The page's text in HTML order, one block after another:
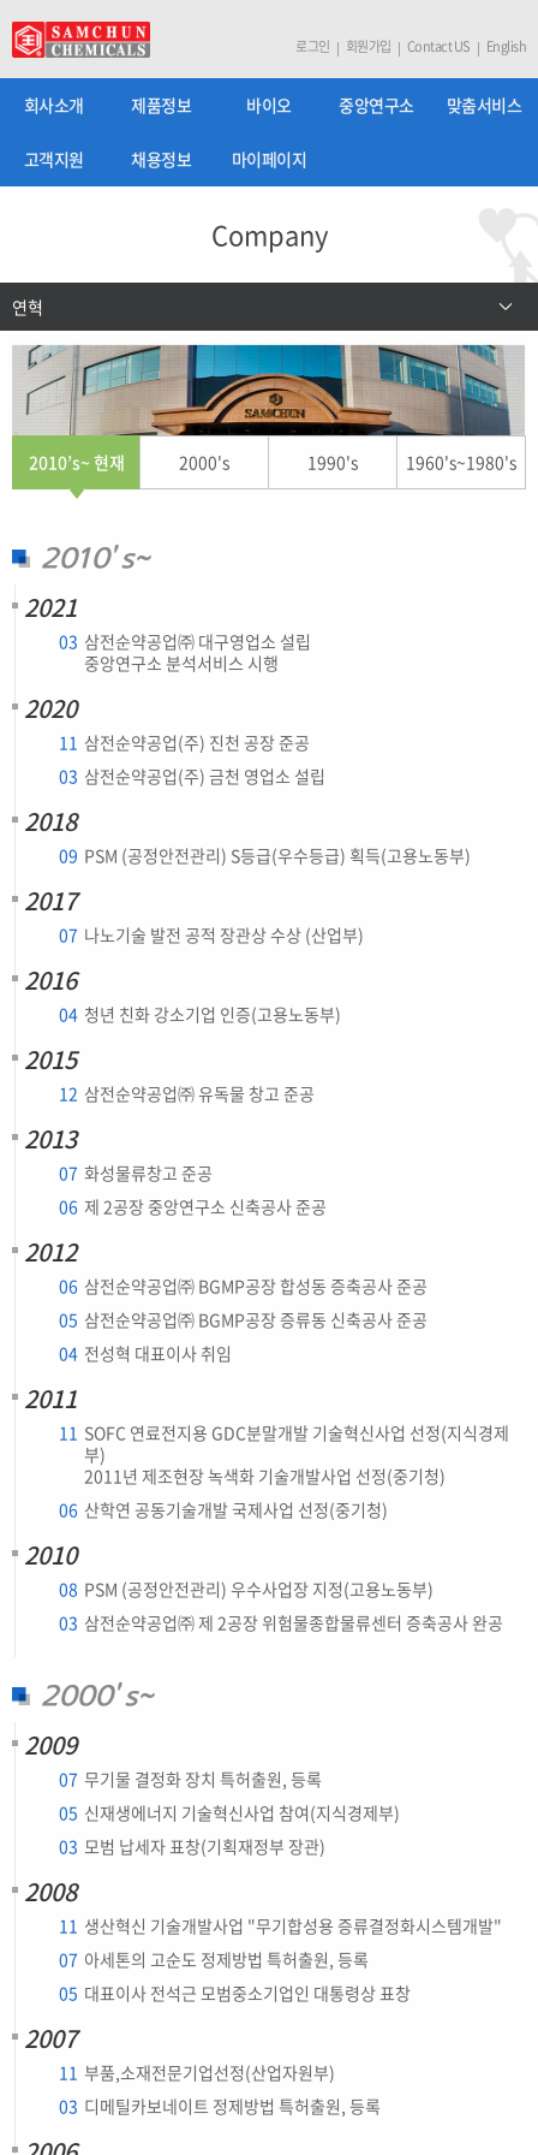
로그인 회원가입 Contact US English
회사소개 제품정보 바이오 중앙연구소 맞춤서비스
고객지원 채용정보 마이페이지
Company
연혁
2010’s~ 현재 2000's 1990's 1960's~1980's
2010’s~
2021
03 삼전순약공업㈜ 대구영업소 설립
중앙연구소 분석서비스 시행
2020
11 삼전순약공업(주) 진천 공장 준공
03 삼전순약공업(주) 금천 영업소 설립
2018
09 PSM (공정안전관리) S등급(우수등급) 획득(고용노동부)
2017
07 나노기술 발전 공적 장관상 수상 (산업부)
2016
04 청년 친화 강소기업 인증(고용노동부)
2015
12 삼전순약공업㈜ 유독물 창고 준공
2013
07 화성물류창고 준공
06 제 2공장 중앙연구소 신축공사 준공
2012
06 삼전순약공업㈜ BGMP공장 합성동 증축공사 준공
05 삼전순약공업㈜ BGMP공장 증류동 신축공사 준공
04 전성혁 대표이사 취임
2011
11 SOFC 연료전지용 GDC분말개발 기술혁신사업 선정(지식경제
부)
2011년 제조현장 녹색화 기술개발사업 선정(중기청)
06 산학연 공동기술개발 국제사업 선정(중기청)
2010
08 PSM (공정안전관리) 우수사업장 지정(고용노동부)
03 삼전순약공업㈜ 제 2공장 위험물종합물류센터 증축공사 완공
2000’s~
2009
07 무기물 결정화 장치 특허출원, 등록
05 신재생에너지 기술혁신사업 참여(지식경제부)
03 모범 납세자 표창(기획재정부 장관)
2008
11 생산혁신 기술개발사업 "무기합성용 증류결정화시스템개발"
07 아세톤의 고순도 정제방법 특허출원, 등록
05 대표이사 전석근 모범중소기업인 대통령상 표창
2007
11 부품,소재전문기업선정(산업자원부)
03 디메틸카보네이트 정제방법 특허출원, 등록